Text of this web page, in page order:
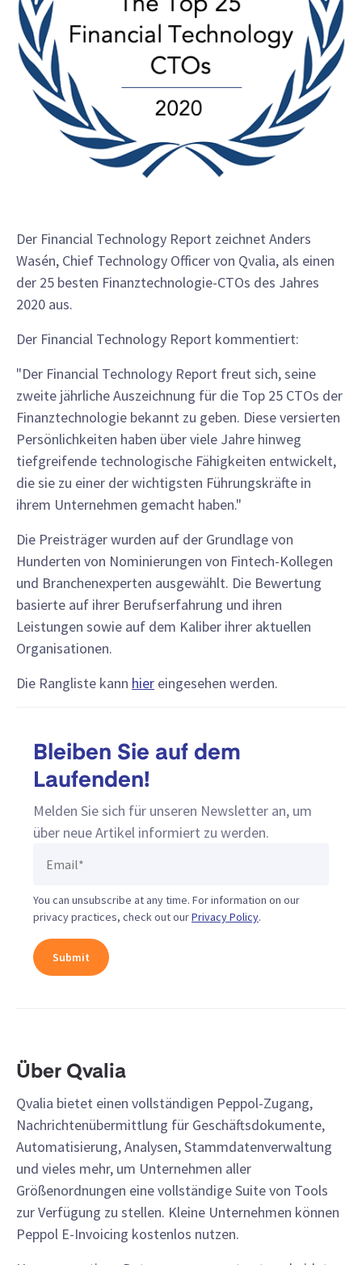
Der Financial Technology Report zeichnet Anders
Wasén, Chief Technology Officer von Qvalia, als einen
der 25 besten Finanztechnologie-CTOs des Jahres
2020 aus.
Der Financial Technology Report kommentiert:
"Der Financial Technology Report freut sich, seine
zweite jährliche Auszeichnung für die Top 25 CTOs der
Finanztechnologie bekannt zu geben. Diese versierten
Persönlichkeiten haben über viele Jahre hinweg
tiefgreifende technologische Fähigkeiten entwickelt,
die sie zu einer der wichtigsten Führungskräfte in
ihrem Unternehmen gemacht haben."
Die Preisträger wurden auf der Grundlage von
Hunderten von Nominierungen von Fintech-Kollegen
und Branchenexperten ausgewählt. Die Bewertung
basierte auf ihrer Berufserfahrung und ihren
Leistungen sowie auf dem Kaliber ihrer aktuellen
Organisationen.
Die Rangliste kann hier eingesehen werden.
Bleiben Sie auf dem
Laufenden!
Melden Sie sich für unseren Newsletter an, um
über neue Artikel informiert zu werden.
You can unsubscribe at any time. For information on our
privacy practices, check out ourPrivacy Policy.
Über Qvalia
Qvalia bietet einen vollständigen Peppol-Zugang,
Nachrichtenübermittlung für Geschäftsdokumente,
Automatisierung, Analysen, Stammdatenverwaltung
und vieles mehr, um Unternehmen aller
Größenordnungen eine vollständige Suite von Tools
zur Verfügung zu stellen. Kleine Unternehmen können
Peppol E-Invoicing kostenlos nutzen.